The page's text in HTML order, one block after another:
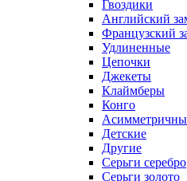
Гвоздики
Английский
Французский
Удлиненные
Цепочки
Джекеты
Клаймберы
Конго
Детские
Другие
Серьги серебро
Серьги золото